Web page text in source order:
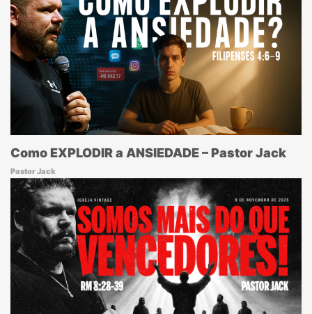
Como EXPLODIR a ANSIEDADE – Pastor Jack
Pastor Jack